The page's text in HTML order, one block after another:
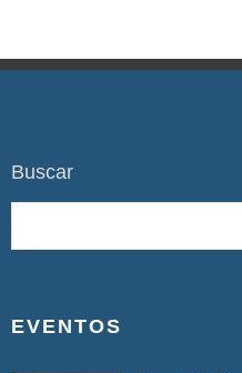
Buscar
EVENTOS